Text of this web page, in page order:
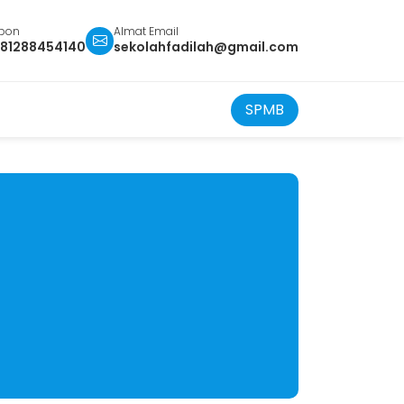
Almat Email
sekolahfadilah@gmail.com
SPMB